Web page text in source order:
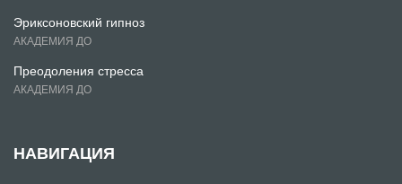
Эриксоновский гипноз
АКАДЕМИЯ ДО
Преодоления стресса
АКАДЕМИЯ ДО
НАВИГАЦИЯ